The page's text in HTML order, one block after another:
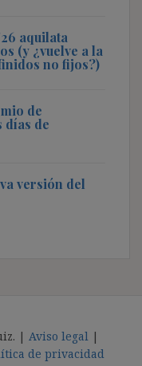
aquilata
(y ¿vuelve a la
no fijos?)
de
días de
versión del
| Aviso legal |
de privacidad